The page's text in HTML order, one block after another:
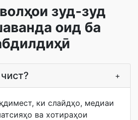
зуд-зуд
оид ба
+
ки слайдҳо, медиаи
ва хотираҳои